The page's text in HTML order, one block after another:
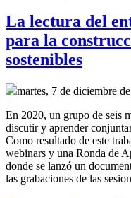
La lectura del
para la
sostenibles
martes, 7 de diciembre
En 2020, un grupo de seis
discutir y aprender
Como resultado de este
webinars y una Ronda de
donde se lanzó un
las grabaciones de las